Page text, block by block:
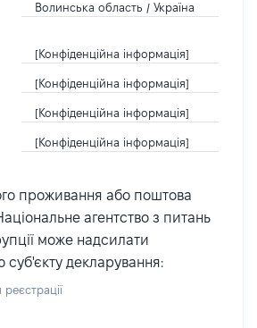
Волинська область / Україна
[Конфіденційна інформація]
[Конфіденційна інформація]
[Конфіденційна інформація]
[Конфіденційна інформація]
проживання або поштова
агентство з питань
може надсилати
суб'єкту декларування: